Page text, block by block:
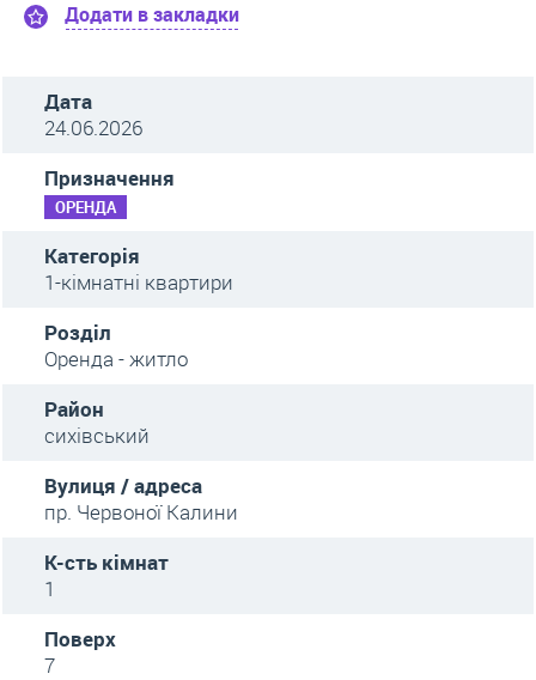
Додати в закладки
Дата
24.06.2026
Призначення
ОРЕНДА
Категорія
1-кімнатні квартири
Розділ
Оренда - житло
Район
сихівський
Вулиця / адреса
пр. Червоної Калини
К-сть кімнат
1
Поверх
7